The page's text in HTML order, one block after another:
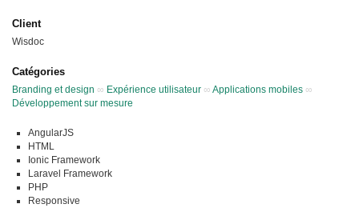
Client
Wisdoc
Catégories
Branding et design ∞ Expérience utilisateur ∞ Applications mobiles ∞
Développement sur mesure
AngularJS
HTML
Ionic Framework
Laravel Framework
PHP
Responsive